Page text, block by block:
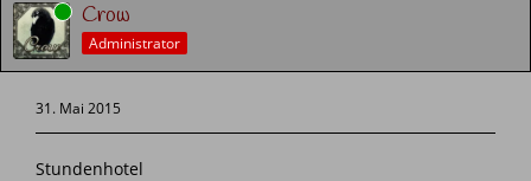
Online Crow
Administrator
31. Mai 2015
Stundenhotel